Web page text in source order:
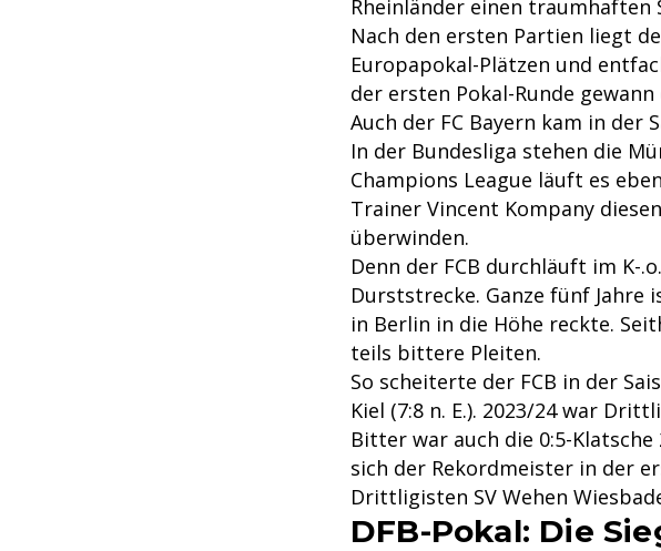
Rheinländer einen traumhaften
Nach den ersten Partien liegt
Europapokal-Plätzen und
der ersten Pokal-Runde
Auch der FC Bayern kam in der
In der Bundesliga stehen die
Champions League läuft es
Trainer Vincent Kompany
überwinden.
Denn der FCB durchläuft im K-
Durststrecke. Ganze fünf Jahre
in Berlin in die Höhe reckte.
teils bittere Pleiten.
So scheiterte der FCB in der
Kiel (7:8 n. E.). 2023/24 war
Bitter war auch die 0:5-
sich der Rekordmeister in der
Drittligisten SV Wehen
DFB-Pokal: Die